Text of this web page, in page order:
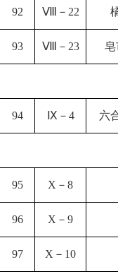
92 Ⅷ－22
93 Ⅷ－23 皂
94 Ⅸ－4 六
95 X －8
96 X －9
97 X －10